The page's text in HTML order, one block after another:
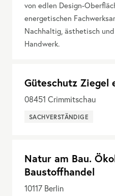
von edlen Design-
energetischen
Nachhaltig, ästhetisch
Handwerk.
Güteschutz Ziegel
08451 Crimmitschau
SACHVERSTÄNDIGE
Natur am Bau.
Baustoffhandel
10117 Berlin